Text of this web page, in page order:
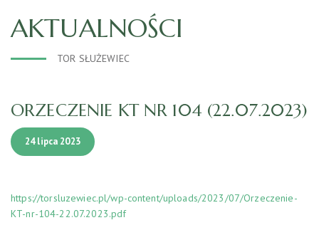
AKTUALNOŚCI
TOR SŁUŻEWIEC
ORZECZENIE KT NR 104 (22.07.2023)
24 lipca 2023
https://torsluzewiec.pl/wp-content/uploads/2023/07/Orzeczenie-
KT-nr-104-22.07.2023.pdf